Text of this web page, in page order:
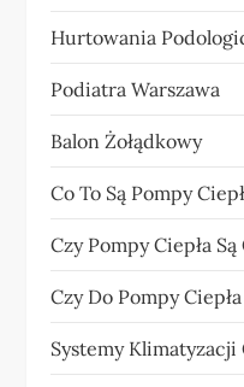
Hurtowania
Podiatra Warszawa
Balon Żołądkowy
Co To Są Pompy
Czy Pompy Ciepła Są
Czy Do Pompy
Systemy Klimatyzacji